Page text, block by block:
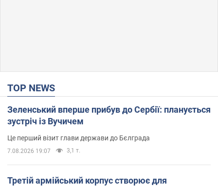
TOP NEWS
Зеленський вперше прибув до Сербії: планується
зустріч із Вучичем
Це перший візит глави держави до Бєлграда
7.08.2026 19:07 3,1 т.
Третій армійський корпус створює для